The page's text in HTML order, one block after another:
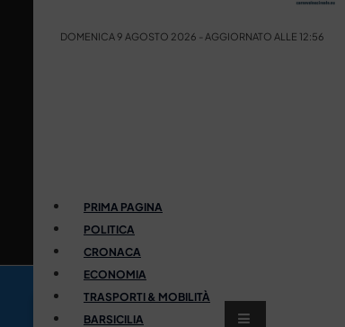
DOMENICA 9 AGOSTO 2026 - AGGIORNATO ALLE 12:56
PRIMA PAGINA
POLITICA
CRONACA
ECONOMIA
TRASPORTI & MOBILITÀ
BARSICILIA